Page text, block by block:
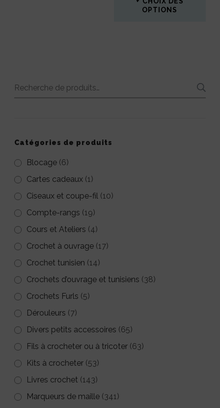
ÉTAIT :
OPTIONS
variations.
Recherche
Catégories de produits
Blocage (6)
Cartes cadeaux (1)
Ciseaux et coupe-fil (10)
Compte-rangs (19)
Cours et Ateliers (4)
Crochet à ouvrage (17)
Crochet tunisien (14)
Crochets d’ouvrage et tunisiens (38)
Crochets Furls (5)
Dérouleurs (7)
Divers petits accessoires (65)
Fils à crocheter ou à tricoter (63)
Kits à crocheter (53)
Livres crochet (143)
Marqueurs de maille (341)